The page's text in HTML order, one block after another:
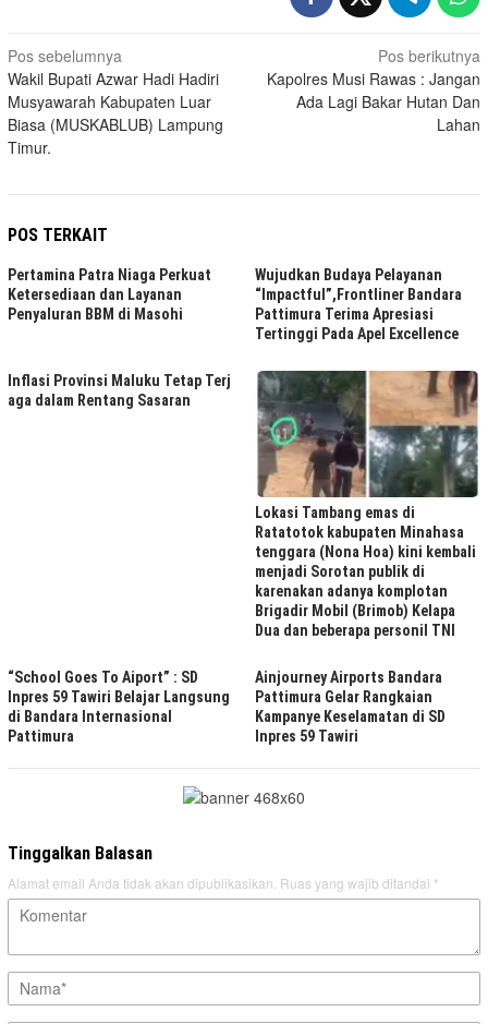
Navigasi
pos
Pos sebelumnya
Wakil Bupati Azwar Hadi Hadiri
Musyawarah Kabupaten Luar
Biasa (MUSKABLUB) Lampung
Timur.
Pos berikutnya
Kapolres Musi Rawas : Jangan
Ada Lagi Bakar Hutan Dan
Lahan
POS TERKAIT
Pertamina Patra Niaga Perkuat
Ketersediaan dan Layanan
Penyaluran BBM di Masohi
Wujudkan Budaya Pelayanan
“Impactful”,Frontliner Bandara
Pattimura Terima Apresiasi
Tertinggi Pada Apel Excellence
Inflasi Provinsi Maluku Tetap Terj
aga dalam Rentang Sasaran
Lokasi Tambang emas di
Ratatotok kabupaten Minahasa
tenggara (Nona Hoa) kini kembali
menjadi Sorotan publik di
karenakan adanya komplotan
Brigadir Mobil (Brimob) Kelapa
Dua dan beberapa personil TNI
“School Goes To Aiport” : SD
Inpres 59 Tawiri Belajar Langsung
di Bandara Internasional
Pattimura
Ainjourney Airports Bandara
Pattimura Gelar Rangkaian
Kampanye Keselamatan di SD
Inpres 59 Tawiri
Tinggalkan Balasan
Alamat email Anda tidak akan dipublikasikan. Ruas yang wajib ditandai *